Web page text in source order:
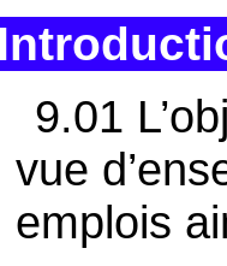
9.01
vue
emplois